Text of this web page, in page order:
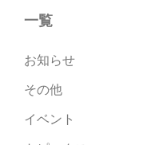
一覧
お知らせ
その他
イベント